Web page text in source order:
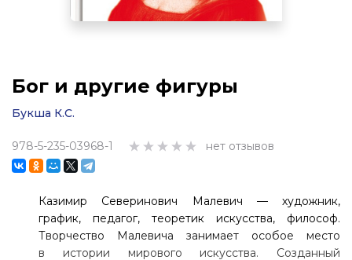
Бог и другие фигуры
Букша К.С.
978-5-235-03968-1 нет отзывов
Казимир Северинович Малевич — художник,
график, педагог, теоретик искусства, философ.
Творчество Малевича занимает особое место
в истории мирового искусства. Созданный